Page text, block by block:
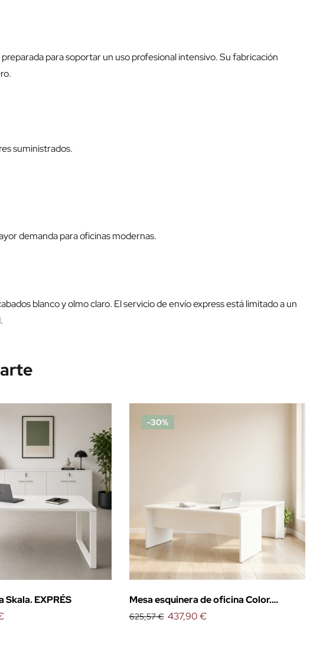
para soportar un uso profesional intensivo. Su fabricación
suministrados.
demanda para oficinas modernas.
blanco y olmo claro. El servicio de envío express está limitado a un
Skala. EXPRÉS
-30%
Mesa esquinera de oficina Color.
EXPRÉS
625,57 € 437,90 €